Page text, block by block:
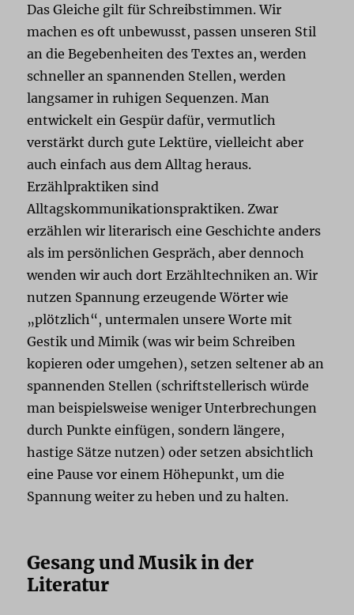
Das Gleiche gilt für Schreibstimmen. Wir
machen es oft unbewusst, passen unseren Stil
an die Begebenheiten des Textes an, werden
schneller an spannenden Stellen, werden
langsamer in ruhigen Sequenzen. Man
entwickelt ein Gespür dafür, vermutlich
verstärkt durch gute Lektüre, vielleicht aber
auch einfach aus dem Alltag heraus.
Erzählpraktiken sind
Alltagskommunikationspraktiken. Zwar
erzählen wir literarisch eine Geschichte anders
als im persönlichen Gespräch, aber dennoch
wenden wir auch dort Erzähltechniken an. Wir
nutzen Spannung erzeugende Wörter wie
„plötzlich“, untermalen unsere Worte mit
Gestik und Mimik (was wir beim Schreiben
kopieren oder umgehen), setzen seltener ab an
spannenden Stellen (schriftstellerisch würde
man beispielsweise weniger Unterbrechungen
durch Punkte einfügen, sondern längere,
hastige Sätze nutzen) oder setzen absichtlich
eine Pause vor einem Höhepunkt, um die
Spannung weiter zu heben und zu halten.
Gesang und Musik in der
Literatur